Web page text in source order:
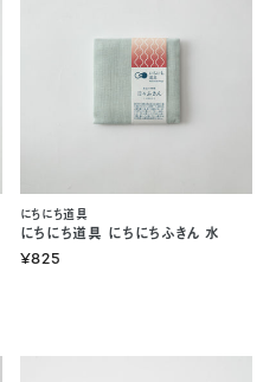
にちにち道具 にちにちふきん 水
にちにち道具
¥825